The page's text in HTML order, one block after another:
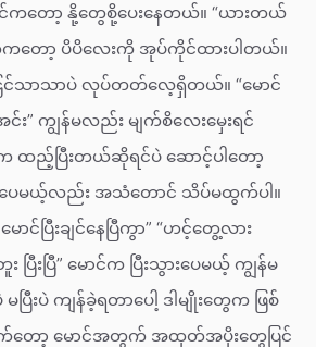
ကတော့ နို့တွေစို့ပေးနေတယ်။ “ယားတယ်
ကတော့ ပိပိလေးကို အုပ်ကိုင်ထားပါတယ်။
ြင်သာသာပဲ လုပ်တတ်လေ့ရှိတယ်။ “မောင်
း” ကျွန်မလည်း မျက်စိလေးမှေးရင်
င်က ထည့်ပြီးတယ်ဆိုရင်ပဲ ဆောင့်ပါတော့
မယ့်လည်း အသံတောင် သိပ်မထွက်ပါ။
ောင်ပြီးချင်နေပြီကွာ” “ဟင့်တွေ့လား
ပြီးပြီ” မောင်က ပြီးသွားပေမယ့် ကျွန်မ
းပဲ ကျန်ခဲ့ရတာပေါ့ ဒါမျိုးတွေက ဖြစ်
က်တော့ မောင်အတွက် အထုတ်အပိုးတွေပြင်